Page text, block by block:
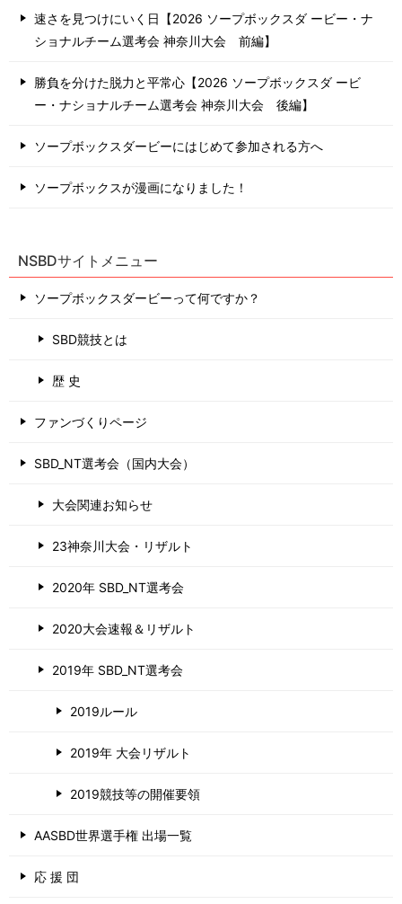
速さを見つけにいく日【2026 ソープボックスダ ービー・ナ
ショナルチーム選考会 神奈川⼤会 前編】
勝負を分けた脱力と平常心【2026 ソープボックスダ ービ
ー・ナショナルチーム選考会 神奈川⼤会 後編】
ソープボックスダービーにはじめて参加される方へ
ソープボックスが漫画になりました！
NSBDサイトメニュー
ソープボックスダービーって何ですか？
SBD競技とは
歴 史
ファンづくりページ
SBD_NT選考会（国内大会）
大会関連お知らせ
23神奈川大会・リザルト
2020年 SBD_NT選考会
2020大会速報＆リザルト
2019年 SBD_NT選考会
2019ルール
2019年 大会リザルト
2019競技等の開催要領
AASBD世界選手権 出場一覧
応 援 団